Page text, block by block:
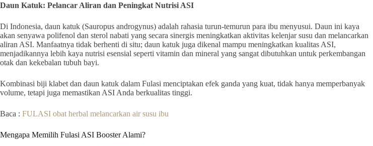
Daun Katuk: Pelancar Aliran dan Peningkat Nutrisi ASI
Di Indonesia, daun katuk (Sauropus androgynus) adalah rahasia turun-temurun para ibu menyusui. Daun ini kaya
akan senyawa polifenol dan sterol nabati yang secara sinergis meningkatkan aktivitas kelenjar susu dan melancarkan
aliran ASI. Manfaatnya tidak berhenti di situ; daun katuk juga dikenal mampu meningkatkan kualitas ASI,
menjadikannya lebih kaya nutrisi esensial seperti vitamin dan mineral yang sangat dibutuhkan untuk perkembangan
otak dan kekebalan tubuh bayi.
Kombinasi biji klabet dan daun katuk dalam Fulasi menciptakan efek ganda yang kuat, tidak hanya memperbanyak
volume, tetapi juga memastikan ASI Anda berkualitas tinggi.
Baca : FULASI obat herbal melancarkan air susu ibu
Mengapa Memilih Fulasi ASI Booster Alami?